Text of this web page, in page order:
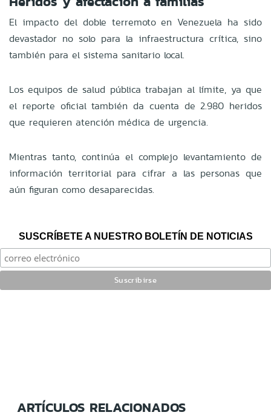
El impacto del doble terremoto en Venezuela ha sido
devastador no solo para la infraestructura crítica, sino
también para el sistema sanitario local.
Los equipos de salud pública trabajan al límite, ya que
el reporte oficial también da cuenta de 2.980 heridos
que requieren atención médica de urgencia.
Mientras tanto, continúa el complejo levantamiento de
información territorial para cifrar a las personas que
aún figuran como desaparecidas.
SUSCRÍBETE A NUESTRO BOLETÍN DE NOTICIAS
ARTÍCULOS RELACIONADOS